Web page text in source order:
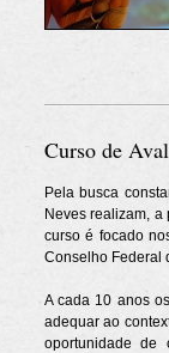
Curso de
Pela busca
Neves realizam,
curso é focado
Conselho Federal
A cada 10 anos
adequar ao
oportunidade de